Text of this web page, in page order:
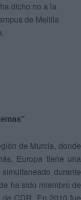
dicho no a la
de Melilla
de Murcia, donde
Europa tiene una
durante
ha sido miembro de